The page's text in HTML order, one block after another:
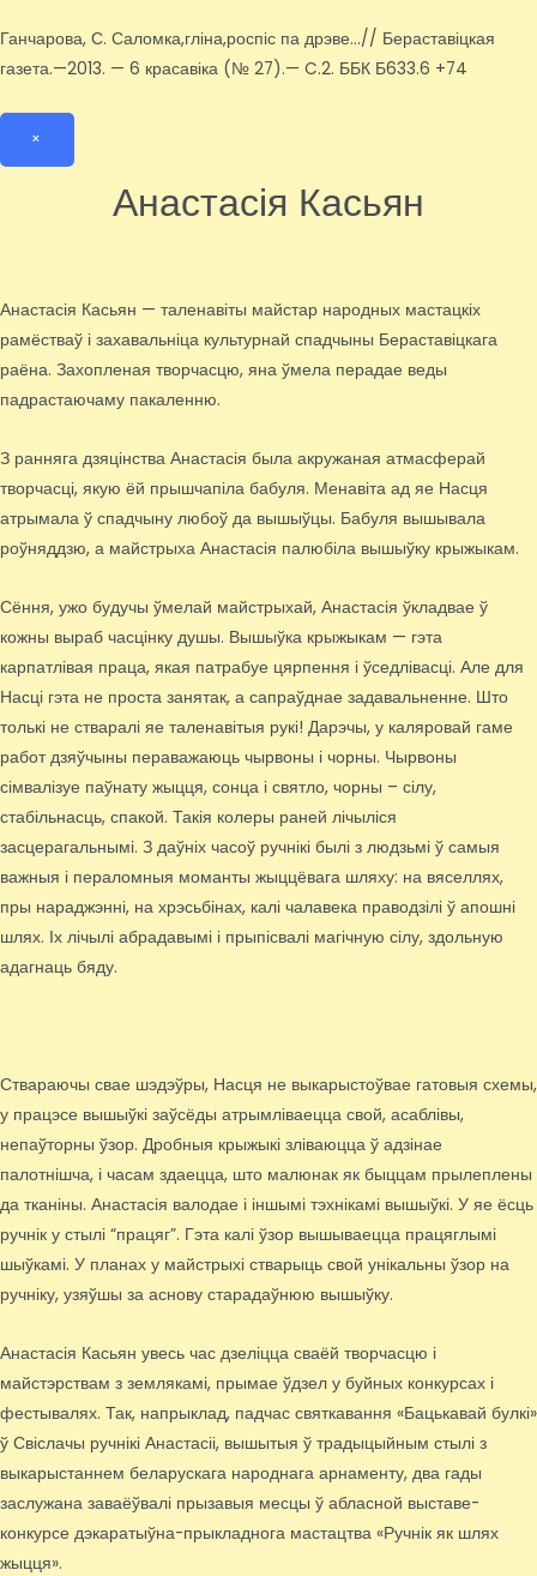
Ганчарова, С. Саломка,гліна,роспіс па дрэве…// Бераставіцкая
газета.—2013. — 6 красавіка (№ 27).— C.2. ББК Б633.6 +74
×
Анастасія Касьян
Анастасія Касьян — таленавіты майстар народных мастацкіх
рамёстваў і захавальніца культурнай спадчыны Бераставіцкага
раёна. Захопленая творчасцю, яна ўмела перадае веды
падрастаючаму пакаленню.
З ранняга дзяцінства Анастасія была акружаная атмасферай
творчасці, якую ёй прышчапіла бабуля. Менавіта ад яе Насця
атрымала ў спадчыну любоў да вышыўцы. Бабуля вышывала
роўняддзю, а майстрыха Анастасія палюбіла вышыўку крыжыкам.
Сёння, ужо будучы ўмелай майстрыхай, Анастасія ўкладвае ў
кожны выраб часцінку душы. Вышыўка крыжыкам — гэта
карпатлівая праца, якая патрабуе цярпення і ўседлівасці. Але для
Насці гэта не проста занятак, а сапраўднае задавальненне. Што
толькі не стваралі яе таленавітыя рукі! Дарэчы, у каляровай гаме
работ дзяўчыны пераважаюць чырвоны і чорны. Чырвоны
сімвалізуе паўнату жыцця, сонца і святло, чорны – сілу,
стабільнасць, спакой. Такія колеры раней лічыліся
засцерагальнымі. З даўніх часоў ручнікі былі з людзьмі ў самыя
важныя і пераломныя моманты жыццёвага шляху: на вяселлях,
пры нараджэнні, на хрэсьбінах, калі чалавека праводзілі ў апошні
шлях. Іх лічылі абрадавымі і прыпісвалі магічную сілу, здольную
адагнаць бяду.
Ствараючы свае шэдэўры, Насця не выкарыстоўвае гатовыя схемы,
у працэсе вышыўкі заўсёды атрымліваецца свой, асаблівы,
непаўторны ўзор. Дробныя крыжыкі зліваюцца ў адзінае
палотнішча, і часам здаецца, што малюнак як быццам прылеплены
да тканіны. Анастасія валодае і іншымі тэхнікамі вышыўкі. У яе ёсць
ручнік у стылі “працяг”. Гэта калі ўзор вышываецца працяглымі
шыўкамі. У планах у майстрыхі стварыць свой унікальны ўзор на
ручніку, узяўшы за аснову старадаўнюю вышыўку.
Анастасія Касьян увесь час дзеліцца сваёй творчасцю і
майстэрствам з землякамі, прымае ўдзел у буйных конкурсах і
фестывалях. Так, напрыклад, падчас святкавання «Бацькавай булкі»
ў Свіслачы ручнікі Анастасіі, вышытыя ў традыцыйным стылі з
выкарыстаннем беларускага народнага арнаменту, два гады
заслужана заваёўвалі прызавыя месцы ў абласной выставе-
конкурсе дэкаратыўна-прыкладнога мастацтва «Ручнік як шлях
жыцця».